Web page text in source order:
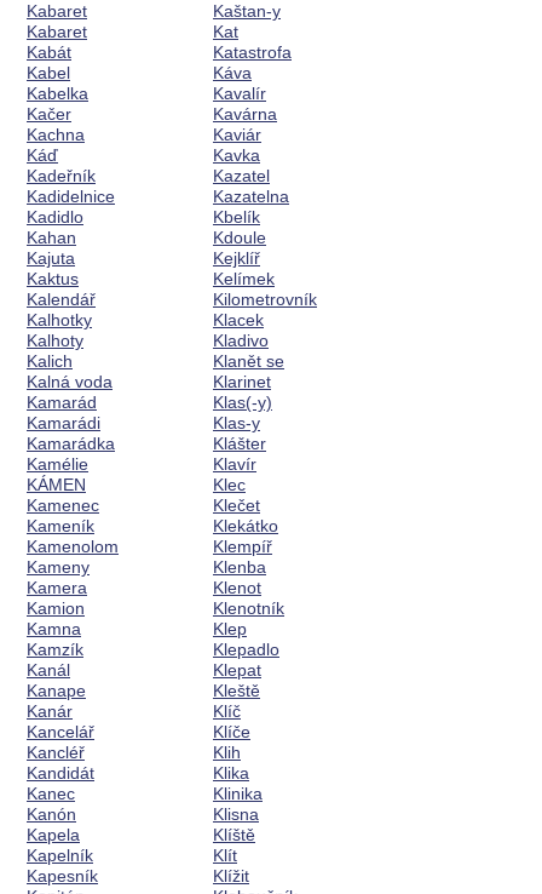
Kabaret
Kabaret
Kabát
Kabel
Kabelka
Kačer
Kachna
Káď
Kadeřník
Kadidelnice
Kadidlo
Kahan
Kajuta
Kaktus
Kalendář
Kalhotky
Kalhoty
Kalich
Kalná voda
Kamarád
Kamarádi
Kamarádka
Kamélie
KÁMEN
Kamenec
Kameník
Kamenolom
Kameny
Kamera
Kamion
Kamna
Kamzík
Kanál
Kanape
Kanár
Kancelář
Kancléř
Kandidát
Kanec
Kanón
Kapela
Kapelník
Kapesník
Kaštan-y
Kat
Katastrofa
Káva
Kavalír
Kavárna
Kaviár
Kavka
Kazatel
Kazatelna
Kbelík
Kdoule
Kejklíř
Kelímek
Kilometrovník
Klacek
Kladivo
Klanět se
Klarinet
Klas(-y)
Klas-y
Klášter
Klavír
Klec
Klečet
Klekátko
Klempíř
Klenba
Klenot
Klenotník
Klep
Klepadlo
Klepat
Kleště
Klíč
Klíče
Klih
Klika
Klinika
Klisna
Klíště
Klít
Klížit